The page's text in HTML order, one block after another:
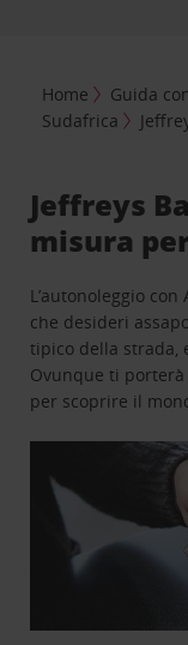
Home Guida
Sudafrica
Jeffreys
misura
L’autonoleggio
che desideri
tipico della strada,
Ovunque ti
per scoprire il